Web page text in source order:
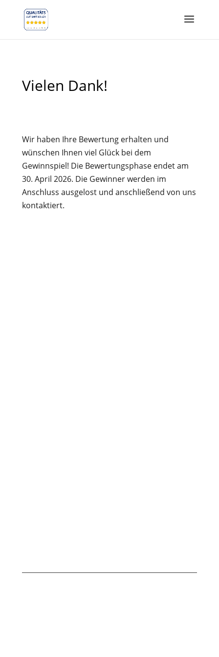
Vielen Dank!
Wir haben Ihre Bewertung erhalten und
wünschen Ihnen viel Glück bei dem
Gewinnspiel! Die Bewertungsphase endet am
30. April 2026. Die Gewinner werden im
Anschluss ausgelost und anschließend von uns
kontaktiert.